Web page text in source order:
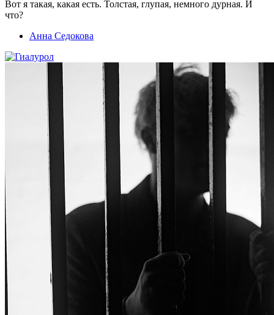
Вот я такая, какая есть. Толстая, глупая, немного дурная. И
что?
Анна Седокова